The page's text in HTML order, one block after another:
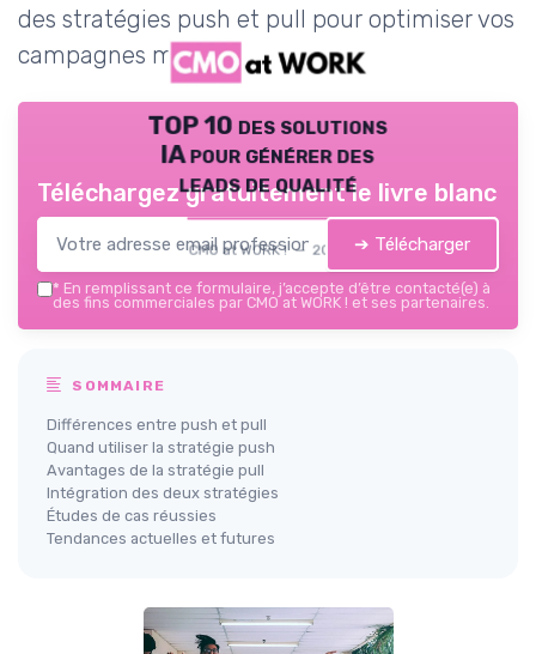
des stratégies push et pull pour optimiser vos
campagnes marketing.
TOP 10 des solutions
IA pour générer des
leads de qualité
CMO at WORK ! — 2026
Téléchargez gratuitement le livre blanc
➔ Télécharger
* En remplissant ce formulaire, j’accepte d’être contacté(e) à
des fins commerciales par CMO at WORK ! et ses partenaires.
SOMMAIRE
Différences entre push et pull
Quand utiliser la stratégie push
Avantages de la stratégie pull
Intégration des deux stratégies
Études de cas réussies
Tendances actuelles et futures